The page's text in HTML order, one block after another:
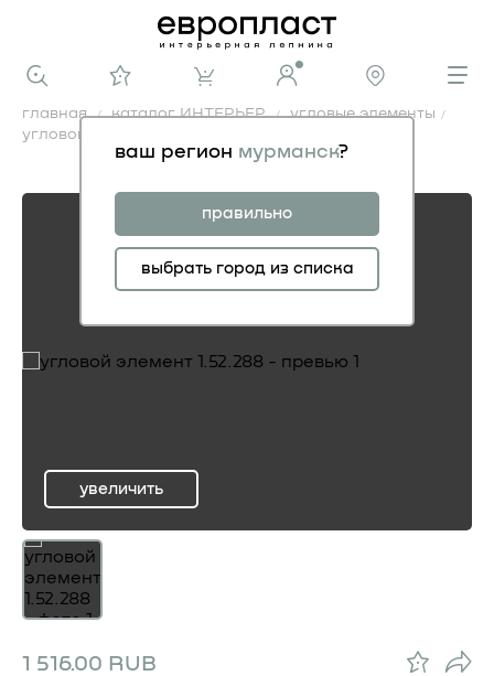
ваш регион мурманск?
правильно
выбрать город из списка
главная каталог ИНТЕРЬЕР
угловые элементы
угловой элемент 1.52.288
угловой элемент 1.52.288
ru
увеличить
1 516.00 RUB